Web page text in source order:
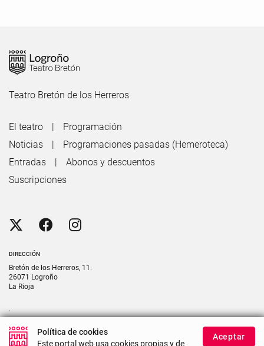
Teatro Bretón de los Herreros
DIRECCIÓN
Bretón de los Herreros, 11.
26071 Logroño
La Rioja
.
CONTACTO
Contacte con nosotros si necesita más información
El teatro
Programación
Noticias
Programaciones pasadas (Hemeroteca)
Entradas
Abonos y descuentos
Suscripciones
Política de cookies
Este portal web usa cookies propias y de
Aceptar